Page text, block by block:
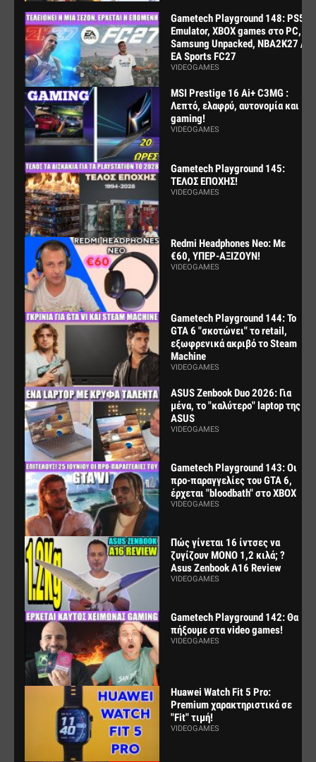
Gametech Playground 148: PS5
Emulator, XBOX games στο PC,
Samsung Unpacked, NBA2K27 /
EA Sports FC27
VIDEOGAMES
MSI Prestige 16 Ai+ C3MG :
Λεπτό, ελαφρύ, αυτονομία και
gaming!
VIDEOGAMES
Gametech Playground 145:
ΤΕΛΟΣ ΕΠΟΧΗΣ!
VIDEOGAMES
Redmi Headphones Neo: Με
€60, ΥΠΕΡ-ΑΞΙΖΟΥΝ!
VIDEOGAMES
Gametech Playground 144: Το
GTA 6 "σκοτώνει" το retail,
εξωφρενικά ακριβό το Steam
Machine
VIDEOGAMES
ASUS Zenbook Duo 2026: Για
μένα, το "καλύτερο" laptop της
ASUS
VIDEOGAMES
Gametech Playground 143: Οι
προ-παραγγελίες του GTA 6,
έρχεται "bloodbath" στο XBOX
VIDEOGAMES
Πώς γίνεται 16 ίντσες να
ζυγίζουν ΜΟΝΟ 1,2 κιλά; ?
Asus Zenbook A16 Review
VIDEOGAMES
Gametech Playground 142: Θα
πήξουμε στα video games!
VIDEOGAMES
Huawei Watch Fit 5 Pro:
Premium χαρακτηριστικά σε
"Fit" τιμή!
VIDEOGAMES